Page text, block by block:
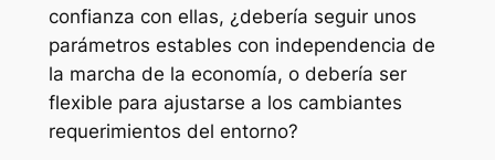
confianza con ellas, ¿debería seguir unos
parámetros estables con independencia de
la marcha de la economía, o debería ser
flexible para ajustarse a los cambiantes
requerimientos del entorno?